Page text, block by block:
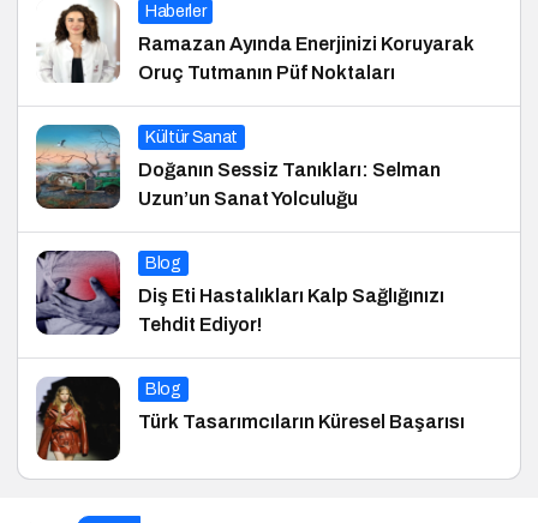
Haberler
Ramazan Ayında Enerjinizi Koruyarak
Oruç Tutmanın Püf Noktaları
Kültür Sanat
Doğanın Sessiz Tanıkları: Selman
Uzun’un Sanat Yolculuğu
Blog
Diş Eti Hastalıkları Kalp Sağlığınızı
Tehdit Ediyor!
Blog
Türk Tasarımcıların Küresel Başarısı